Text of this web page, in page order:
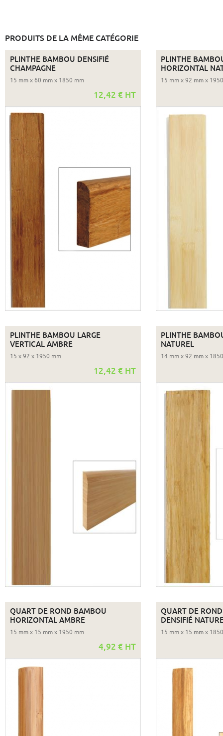
PRODUITS DE LA MÊME CATÉGORIE
PLINTHE BAMBOU DENSIFIÉ
CHAMPAGNE
15 mm x 60 mm x 1850 mm
12,42 € HT
PLINTHE
HORIZONTAL
15 mm x 92 mm x
PLINTHE BAMBOU LARGE
VERTICAL AMBRE
15 x 92 x 1950 mm
12,42 € HT
PLINTHE
NATUREL
14 mm x 92 mm x
QUART DE ROND BAMBOU
HORIZONTAL AMBRE
15 mm x 15 mm x 1950 mm
4,92 € HT
QUART DE
DENSIFIÉ
15 mm x 15 mm x